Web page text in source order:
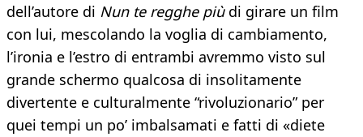
dell’autore di Nun te regghe piùdi girare un film
con lui, mescolando la voglia di cambiamento,
l’ironia e l’estro di entrambi avremmo visto sul
grande schermo qualcosa di insolitamente
divertente e culturalmente “rivoluzionario” per
quei tempi un po’ imbalsamati e fatti di «diete